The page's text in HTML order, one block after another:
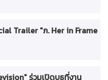
Trailer "ภ. Her in Frame
ร่วมเปิดบูธที่งาน